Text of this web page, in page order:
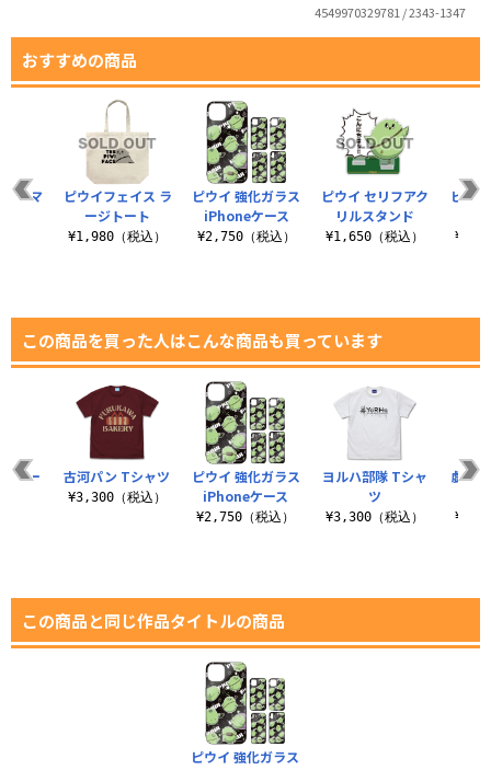
4549970329781 / 2343-1347
おすすめの商品
ピウイ 強化ガラス
iPhoneケース
¥2,750（税込）
ピウイ セリフアク
リルスタンド
¥1,650（税込）
ピウ
スマ
ピウイフェイス ラ
ージトート
¥1,980（税込）
この商品を買った人はこんな商品も買っています
ピウイ 強化ガラス
iPhoneケース
¥2,750（税込）
ヨルハ部隊 Tシャ
ツ
¥3,300（税込）
戯曲
バー
古河パン Tシャツ
¥3,300（税込）
この商品と同じ作品タイトルの商品
ピウイ 強化ガラス